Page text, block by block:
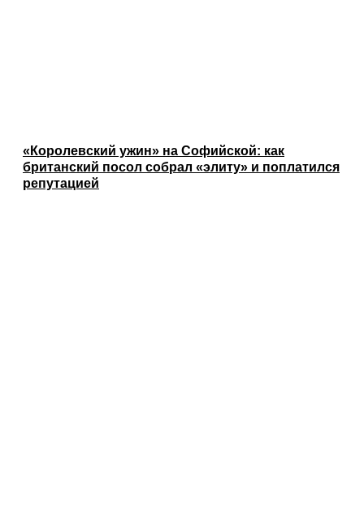
«Королевский ужин» на Софийской: как
британский посол собрал «элиту» и поплатился
репутацией